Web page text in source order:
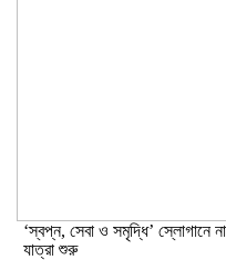
‘স্বপ্ন, সেবা ও সমৃদ্ধি’ স্লোগানে
যাত্রা শুরু